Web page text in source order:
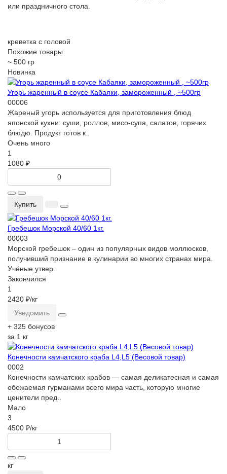
или праздничного стола.
креветка с головой
Похожие товары
~ 500 гр
Новинка
Угорь жаренный в соусе Кабаяки, замороженный , ~500гр
00006
Жареный угорь используется для приготовления блюд
японской кухни: суши, роллов, мисо-супа, салатов, горячих
блюдю. Продукт готов к..
Очень много
1
1080 ₽
Купить
Гребешок Морской 40/60 1кг.
00003
Морской гребешок – один из популярных видов моллюсков,
получивший признание в кулинарии во многих странах мира.
Учёные утвер..
Закончился
1
2420 ₽/кг
Уведомить
+ 325 бонусов
за 1 кг
Конечности камчатского краба L4,L5 (Весовой товар)
0002
Конечности камчатских крабов — самая деликатесная и самая
обожаемая гурманами всего мира часть, которую многие
ценители пред..
Мало
3
4500 ₽/кг
кг